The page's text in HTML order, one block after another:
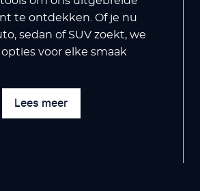
te ontdekken. Of je nu
sedan of SUV zoekt, we
voor elke smaak
Lees meer